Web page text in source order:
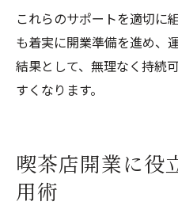
これらのサポートを適切に
も着実に開業準備を進め、
結果として、無理なく持続
すくなります。
喫茶店開業に役
用術